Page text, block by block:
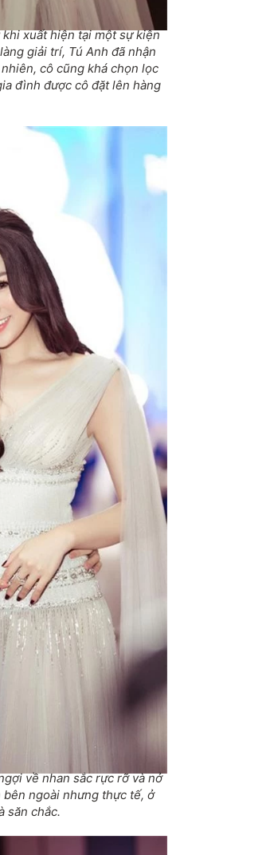
xuất hiện tại một sự kiện
giải trí, Tú Anh đã nhận
cô cũng khá chọn lọc
đình được cô đặt lên hàng
về nhan sắc rực rỡ và nở
ngoài nhưng thực tế, ở
săn chắc.